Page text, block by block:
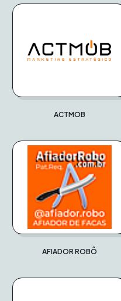
ACTMOB
AFIADOR ROBÔ